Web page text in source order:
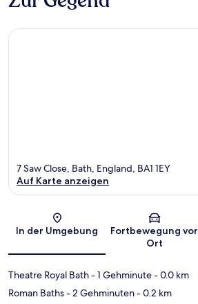
Karte
7 Saw Close, Bath, England, BA1 1EY
Auf Karte anzeigen
In der Umgebung
Fortbewegung vor
Ort
Theatre Royal Bath- 1 Gehminute- 0.0 km
Roman Baths- 2 Gehminuten- 0.2 km